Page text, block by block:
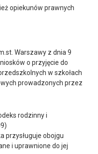
opiekunów prawnych
Warszawy z dnia 9
o przyjęcie do
w szkołach
prowadzonych przez
rodzinny i
przysługuje obojgu
i uprawnione do jej